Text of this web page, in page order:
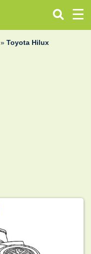
»Toyota Hilux